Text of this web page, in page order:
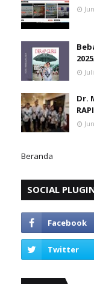
Dr.
Beranda
SOCIAL